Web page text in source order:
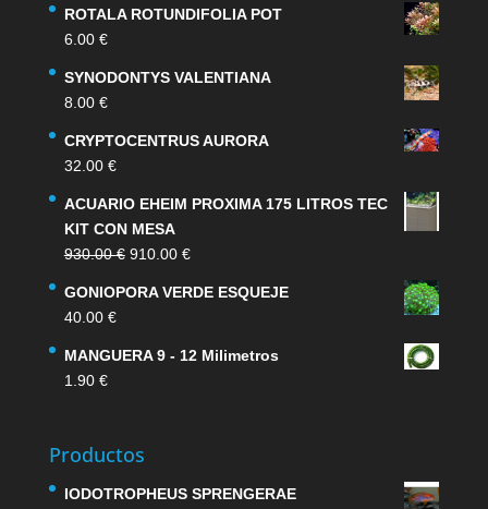
ROTALA ROTUNDIFOLIA POT
6.00 €
SYNODONTYS VALENTIANA
8.00 €
CRYPTOCENTRUS AURORA
32.00 €
ACUARIO EHEIM PROXIMA 175 LITROS TEC
KIT CON MESA
930.00€ El
original
930.00 €.
910.00 €El
actual
910.00 €.
GONIOPORA VERDE ESQUEJE
40.00 €
MANGUERA 9 - 12 Milimetros
1.90 €
Productos
IODOTROPHEUS SPRENGERAE